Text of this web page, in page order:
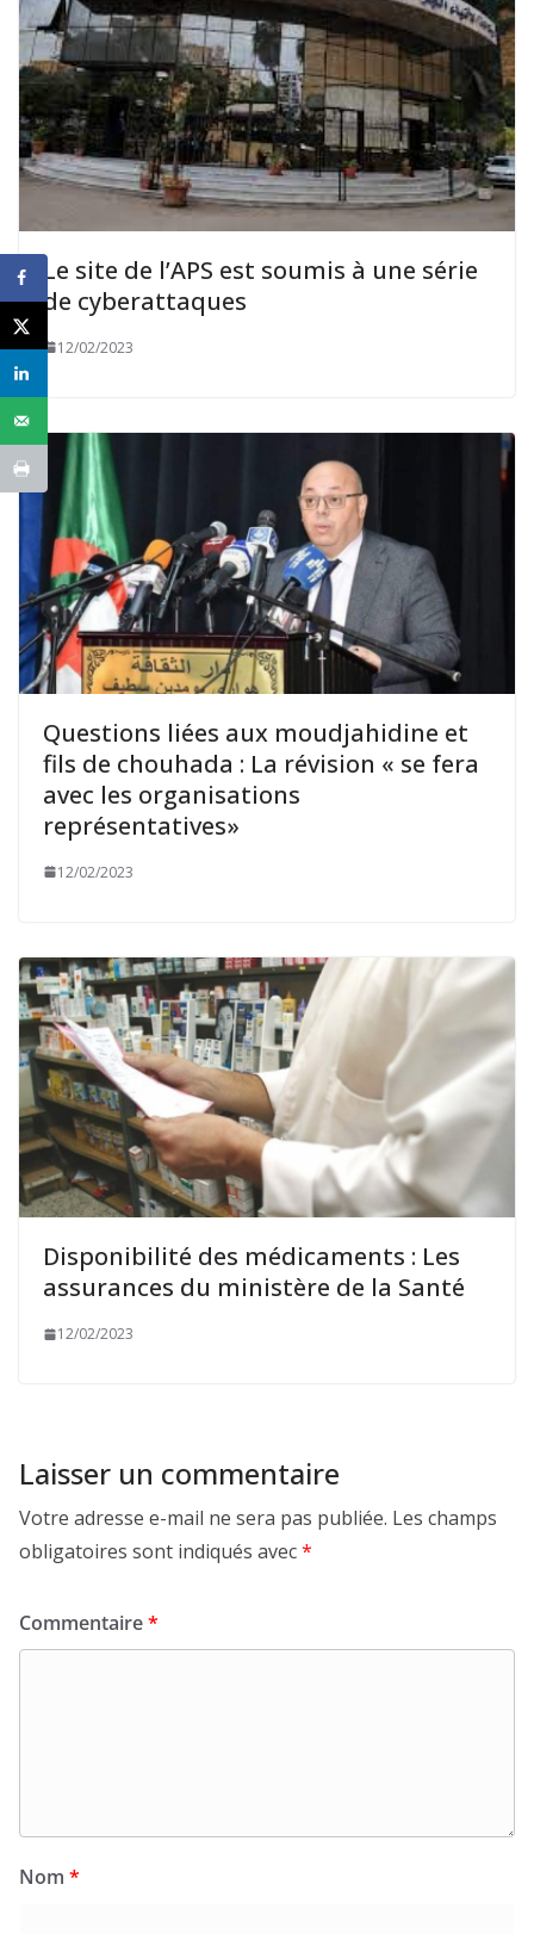
Le site de l’APS est soumis à une série
de cyberattaques
12/02/2023
Questions liées aux moudjahidine et
fils de chouhada : La révision « se fera
avec les organisations
représentatives»
12/02/2023
Disponibilité des médicaments : Les
assurances du ministère de la Santé
12/02/2023
Laisser un commentaire
Votre adresse e-mail ne sera pas publiée. Les champs
obligatoires sont indiqués avec*
Commentaire*
Nom *